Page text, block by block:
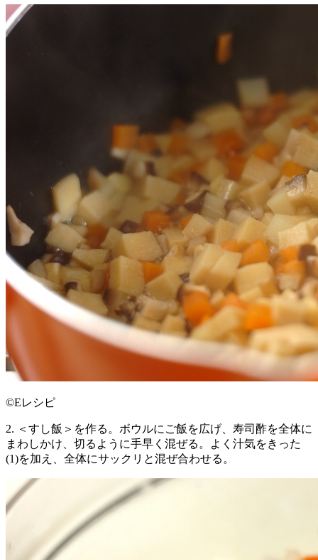
©Eレシピ
2. ＜すし飯＞を作る。ボウルにご飯を広げ、寿司酢を全体に
まわしかけ、切るように手早く混ぜる。よく汁気をきった
(1)を加え、全体にサックリと混ぜ合わせる。